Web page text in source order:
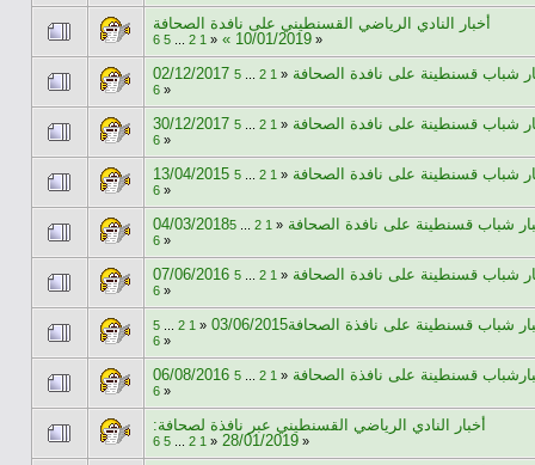
أخبار النادي الرياضي القسنطيني على نافدة الصحافة
10/01/2019 »
«
1
2
...
5
6 »
2017 اخبار شباب قسنطينة على نافدة الصحافة «
1
2
...
5
6»
2017 اخبار شباب قسنطينة على نافدة الصحافة «
1
2
...
5
6»
2015 اخبار شباب قسنطينة على نافدة الصحافة «
1
2
...
5
6»
2018اخبار شباب قسنطينة على نافدة الصحافة «
1
2
...
5
6»
2016 اخبار شباب قسنطينة على نافدة الصحافة «
1
2
...
5
6»
شباب قسنطينة على نافذة الصحافة03/06/2015 «
1
2
...
5
6»
2016 أخبارشباب قسنطينة على نافذة الصحافة «
1
2
...
5
6»
أخبار النادي الرياضي القسنطيني عبر نافذة لصحافة:
28/01/2019
«
1
2
...
5
6 »